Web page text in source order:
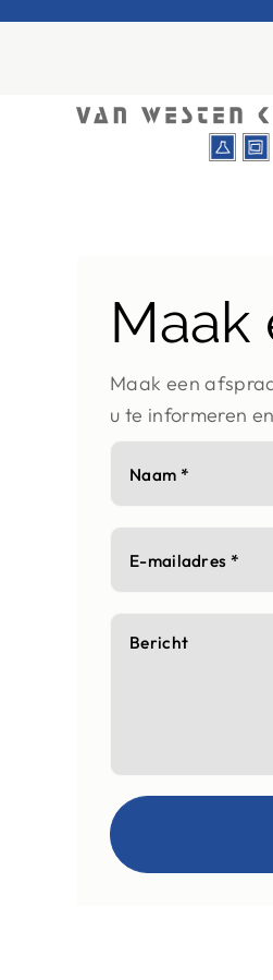
Maak
Maak een
u te informeren
Naam *
E-mailadres *
Bericht